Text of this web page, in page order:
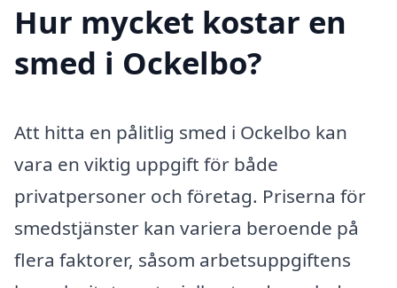
Hur mycket kostar en
smed i Ockelbo?
Att hitta en pålitlig smed i Ockelbo kan
vara en viktig uppgift för både
privatpersoner och företag. Priserna för
smedstjänster kan variera beroende på
flera faktorer, såsom arbetsuppgiftens